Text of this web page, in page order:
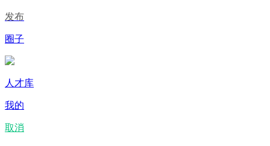
发布
圈子
人才库
我的
取消